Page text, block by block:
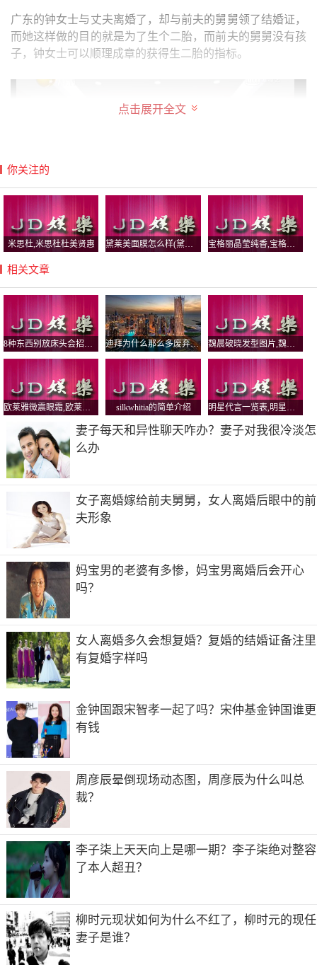
广东的钟女士与丈夫离婚了，却与前夫的舅舅领了结婚证，
而她这样做的目的就是为了生个二胎，而前夫的舅舅没有孩
子，钟女士可以顺理成章的获得生二胎的指标。
然而钟女士的这一行为引起了计生局的怀疑，因为钟女士没
有与前夫舅舅在一起生活，而孕检也是老公陪着取得，计生
局认为这是假结婚就是骗二胎指标的，计生局就给钟女士开
了一纸26万的罚单。
女人通常是一个感性动物，比较男方可能更加放不下，特别
是有了孩子的女人。女人离婚后甚至会回想与前夫一起生活
过。
点击展开全文
你关注的
米思杜,米思杜杜美贤惠 宝格丽晶莹纯香,宝格丽晶莹纯香好闻吗
相关文章
迪拜为什么那么多废弃车？迪拜人可以娶几个老婆 魏晨破晓发型图片,魏晨破晓MV
silkwhitia的简单介绍
妻子每天和异性聊天咋办？妻子对我很冷淡怎
么办
女子离婚嫁给前夫舅舅，女人离婚后眼中的前
夫形象
妈宝男的老婆有多惨，妈宝男离婚后会开心
吗？
女人离婚多久会想复婚？复婚的结婚证备注里
有复婚字样吗
金钟国跟宋智孝一起了吗？宋仲基金钟国谁更
有钱
周彦辰晕倒现场动态图，周彦辰为什么叫总
裁？
李子柒上天天向上是哪一期？李子柒绝对整容
了本人超丑？
柳时元现状如何为什么不红了，柳时元的现任
妻子是谁？